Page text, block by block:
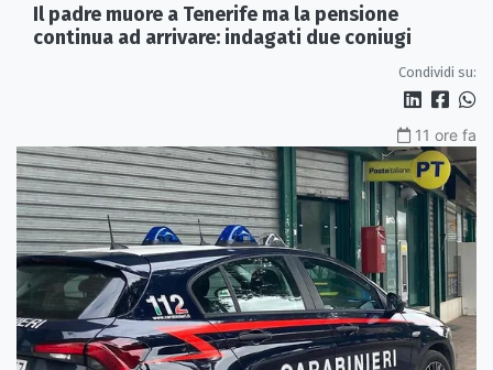
Il padre muore a Tenerife ma la pensione
continua ad arrivare: indagati due coniugi
Condividi su:
11 ore fa